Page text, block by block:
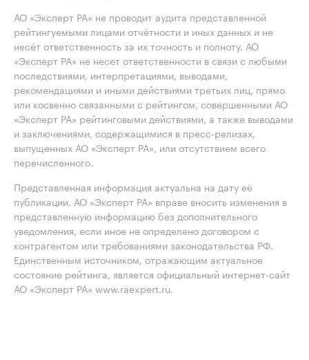
АО «Эксперт РА» не проводит аудита представленной
рейтингуемыми лицами отчётности и иных данных и не
несёт ответственность за их точность и полноту. АО
«Эксперт РА» не несет ответственности в связи с любыми
последствиями, интерпретациями, выводами,
рекомендациями и иными действиями третьих лиц, прямо
или косвенно связанными с рейтингом, совершенными АО
«Эксперт РА» рейтинговыми действиями, а также выводами
и заключениями, содержащимися в пресс-релизах,
выпущенных АО «Эксперт РА», или отсутствием всего
перечисленного.
Представленная информация актуальна на дату её
публикации. АО «Эксперт РА» вправе вносить изменения в
представленную информацию без дополнительного
уведомления, если иное не определено договором с
контрагентом или требованиями законодательства РФ.
Единственным источником, отражающим актуальное
состояние рейтинга, является официальный интернет-сайт
АО «Эксперт РА» www.raexpert.ru.